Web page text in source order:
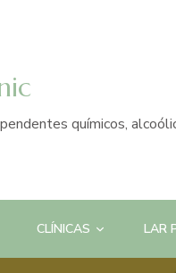
químicos,
CLÍNICAS LAR